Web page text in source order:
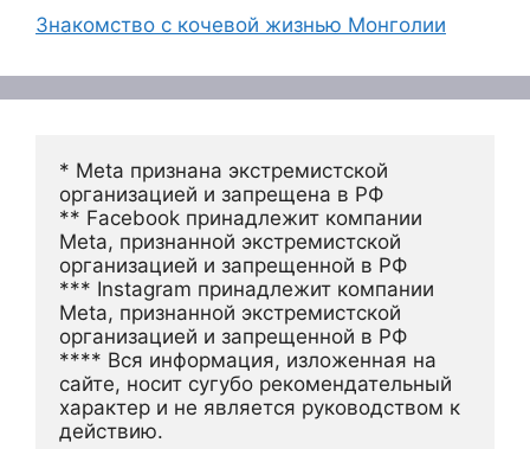
Знакомство с кочевой жизнью Монголии
* Meta признана экстремистской
организацией и запрещена в РФ
** Facebook принадлежит компании
Meta, признанной экстремистской
организацией и запрещенной в РФ
*** Instagram принадлежит компании
Meta, признанной экстремистской
организацией и запрещенной в РФ
**** Вся информация, изложенная на
сайте, носит сугубо рекомендательный
характер и не является руководством к
действию.